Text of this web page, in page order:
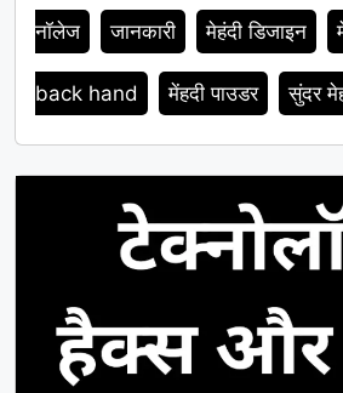
नॉलेज जानकारी मेहंदी डिजाइन
back hand मेंहदी पाउडर सुंदर